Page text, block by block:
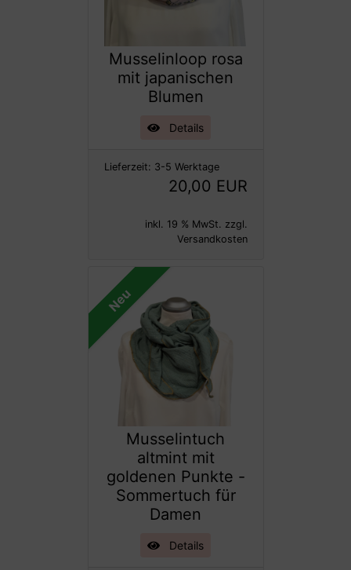
Musselinloop rosa
mit japanischen
Blumen
Details
Lieferzeit: 3-5 Werktage
20,00 EUR
inkl. 19 % MwSt. zzgl.
Versandkosten
Neu
Musselintuch
altmint mit
goldenen Punkte -
Sommertuch für
Damen
Details